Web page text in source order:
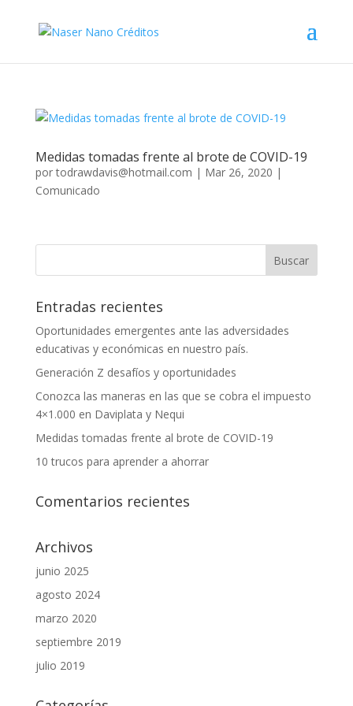
Medidas tomadas frente al brote de COVID-19
portodrawdavis@hotmail.com | Mar 26, 2020 |
Comunicado
Entradas recientes
Oportunidades emergentes ante las adversidades
educativas y económicas en nuestro país.
Generación Z desafíos y oportunidades
Conozca las maneras en las que se cobra el impuesto
4×1.000 en Daviplata y Nequi
Medidas tomadas frente al brote de COVID-19
10 trucos para aprender a ahorrar
Comentarios recientes
Archivos
junio 2025
agosto 2024
marzo 2020
septiembre 2019
julio 2019